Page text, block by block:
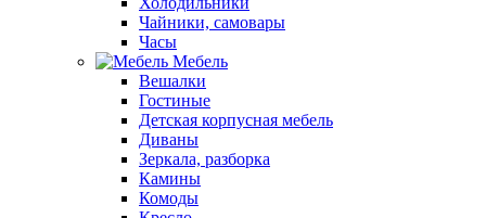
Чайники, самовары
Часы
Мебель
Вешалки
Гостиные
Детская корпусная мебель
Диваны
Зеркала, разборка
Камины
Комоды